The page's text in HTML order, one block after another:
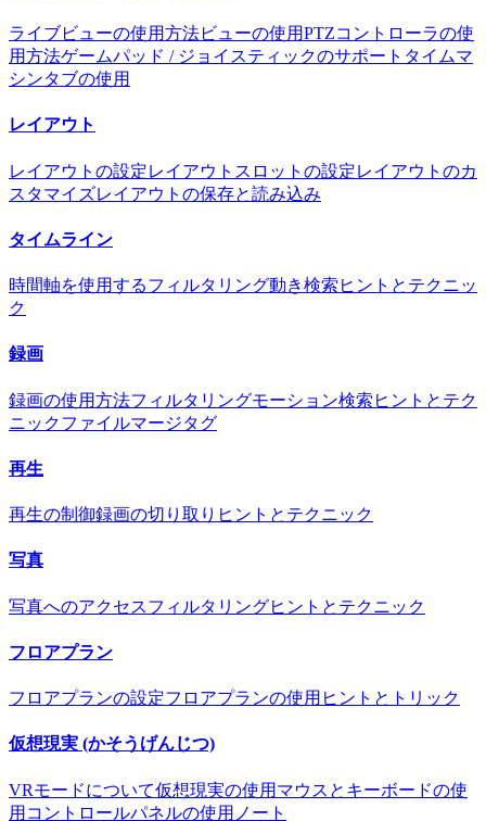
ライブビューの使用方法ビューの使用PTZコントローラの使
用方法ゲームパッド / ジョイスティックのサポート タイムマ
シンタブの使用
レイアウト
レイアウトの設定レイアウトスロットの設定レイアウトのカ
スタマイズレイアウトの保存と読み込み
タイムライン
時間軸を使用するフィルタリング動き検索 ヒントとテクニッ
ク
録画
録画の使用方法フィルタリングモーション検索 ヒントとテク
ニックファイルマージタグ
再生
再生の制御録画の切り取り ヒントとテクニック
写真
写真へのアクセスフィルタリングヒントとテクニック
フロアプラン
フロアプランの設定フロアプランの使用 ヒントとトリック
仮想現実 (かそうげんじつ)
VRモードについて仮想現実の使用 マウスとキーボードの使
用 コントロールパネルの使用 ノート